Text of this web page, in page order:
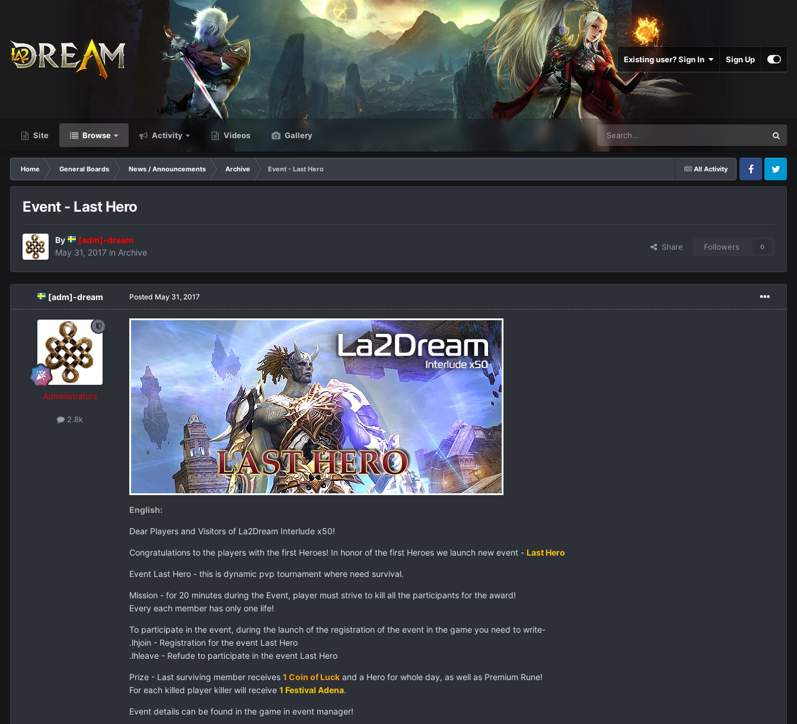
Existing user? Sign In Sign Up
Site Browse Activity Videos Gallery
All Activity
Home General Boards News / Announcements Archive
Event - Last Hero
FacebookTwitter
Event - Last Hero
By
[adm]-dream
May 31, 2017 in Archive
Share Followers 0
[adm]-dream
Administrators
2.8k
Posted May 31, 2017
English:
Dear Players and Visitors of La2Dream Interlude x50!
Congratulations to the players with the first Heroes! In honor of the first Heroes we launch new event - Last Hero
Event Last Hero - this is dynamic pvp tournament where need survival.
Mission - for 20 minutes during the Event, player must strive to kill all the participants for the award!
Every each member has only one life!
To participate in the event, during the launch of the registration of the event in the game you need to write-
.lhjoin - Registration for the event Last Hero
.lhleave - Refude to participate in the event Last Hero
Prize - Last surviving member receives 1 Coin of Luck and a Hero for whole day, as well as Premium Rune!
For each killed player killer will receive 1 Festival Adena.
Event details can be found in the game in event manager!